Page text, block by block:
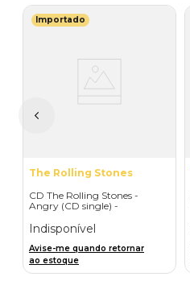
Importado
The Rolling Stones
CD The Rolling Stones -
Angry (CD single) -
Indisponível
Avise-me quando retornar
ao estoque